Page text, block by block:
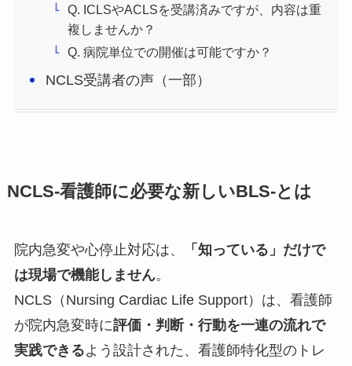
Q. ICLSやACLSを受講済みですが、内容は重
複しませんか？
Q. 病院単位での開催は可能ですか？
NCLS受講者の声（一部）
NCLS-看護師に必要な新しいBLS-とは
院内急変や心停止対応は、
「知っている」だけで
は現場で機能しません。
NCLS（Nursing Cardiac Life Support）は、看護師
が院内急変時に評価・判断・行動を一連の流れで
実践できるよう設計された、看護師特化型のトレ